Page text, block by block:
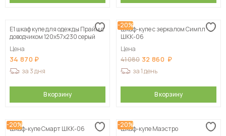
Е1 шкаф купе для одежды Прайм с
доводчиком 120x57x230 серый
Цена
34 870
за 3 дня
В корзину
-20%
Шкаф-купе с зеркалом Симпл
ШКК-06
Цена
41 080 32 860
за 1 день
В корзину
-20%
Шкаф-купе Смарт ШКК-06
-20%
Шкаф-купе Маэстро